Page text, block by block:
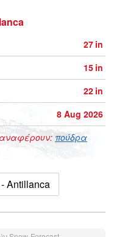
27 in
15 in
22 in
8 Aug 2026
αναφέρουν: πούδρα
Antillanca